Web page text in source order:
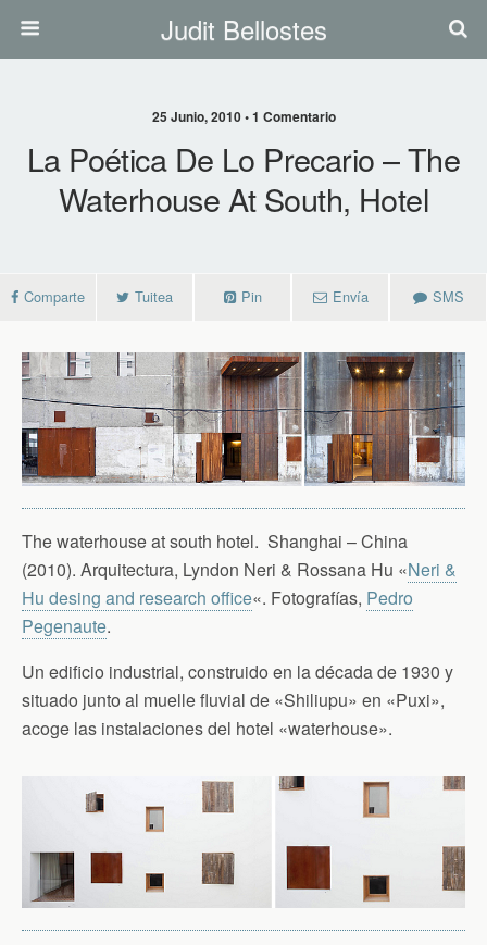
Judit Bellostes
25 Junio, 2010 • 1 Comentario
La Poética De Lo Precario – The
Waterhouse At South, Hotel
Comparte Tuitea Pin Envía SMS
The waterhouse at south hotel. Shanghai – China
(2010). Arquitectura, Lyndon Neri & Rossana Hu «Neri &
Hu desing and research office«. Fotografías, Pedro
Pegenaute.
Un edificio industrial, construido en la década de 1930 y
situado junto al muelle fluvial de «Shiliupu» en «Puxi»,
acoge las instalaciones del hotel «waterhouse».